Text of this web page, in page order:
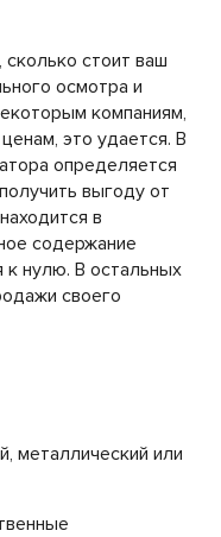
стоит ваш
осмотра и
компаниям,
это удается. В
определяется
выгоду от
в
содержание
к нулю. В остальных
своего
металлический или